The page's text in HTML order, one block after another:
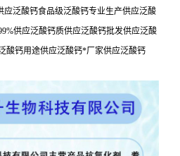
应泛酸钙食品级泛酸钙专业生产供应泛酸
供应泛酸钙质供应泛酸钙批发供应泛酸
酸钙用途供应泛酸钙*厂家供应泛酸钙